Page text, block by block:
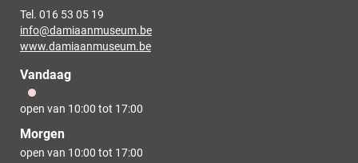
Tel. 016 53 05 19
E-
mail
info@damiaanmuseum.be
Website
www.damiaanmuseum.be
Vandaag
open van 10:00 tot 17:00
Morgen
open van 10:00 tot 17:00